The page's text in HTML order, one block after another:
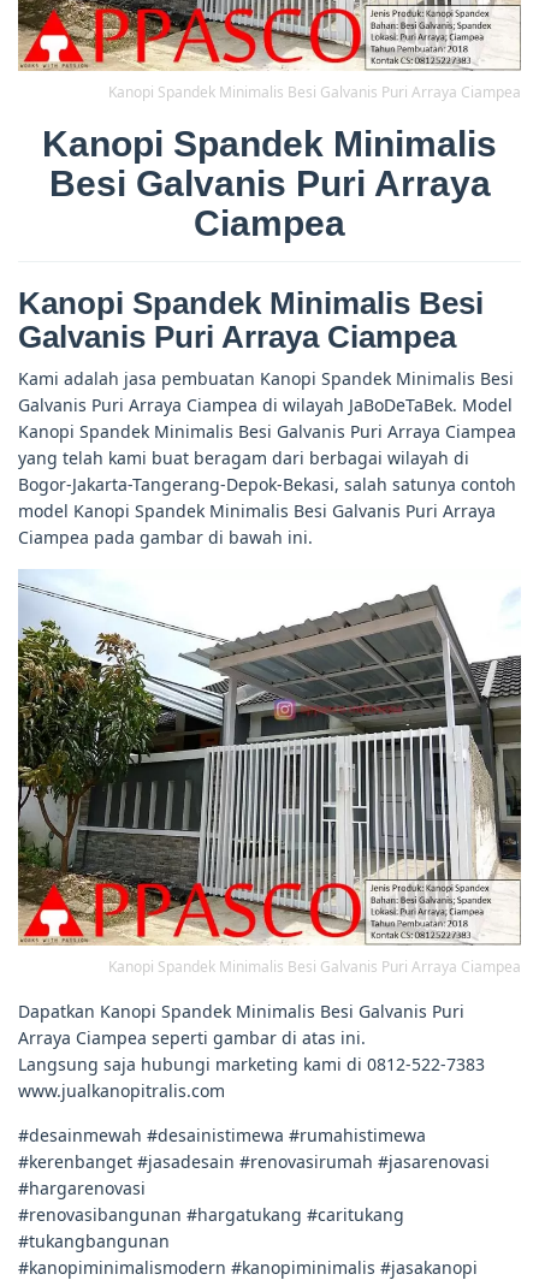
Kanopi Spandek Minimalis Besi Galvanis Puri Arraya Ciampea
Kanopi Spandek Minimalis
Besi Galvanis Puri Arraya
Ciampea
Kanopi Spandek Minimalis Besi
Galvanis Puri Arraya Ciampea
Kami adalah jasa pembuatan Kanopi Spandek Minimalis Besi
Galvanis Puri Arraya Ciampea di wilayah JaBoDeTaBek. Model
Kanopi Spandek Minimalis Besi Galvanis Puri Arraya Ciampea
yang telah kami buat beragam dari berbagai wilayah di
Bogor-Jakarta-Tangerang-Depok-Bekasi, salah satunya contoh
model Kanopi Spandek Minimalis Besi Galvanis Puri Arraya
Ciampea pada gambar di bawah ini.
Kanopi Spandek Minimalis Besi Galvanis Puri Arraya Ciampea
Dapatkan Kanopi Spandek Minimalis Besi Galvanis Puri
Arraya Ciampea seperti gambar di atas ini.
Langsung saja hubungi marketing kami di 0812-522-7383
www.jualkanopitralis.com
#desainmewah #desainistimewa #rumahistimewa
#kerenbanget #jasadesain #renovasirumah #jasarenovasi
#hargarenovasi
#renovasibangunan #hargatukang #caritukang
#tukangbangunan
#kanopiminimalismodern #kanopiminimalis #jasakanopi